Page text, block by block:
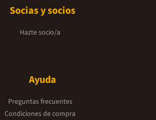
Socias y socios
Hazte socio/a
Ayuda
Preguntas frecuentes
Condiciones de compra